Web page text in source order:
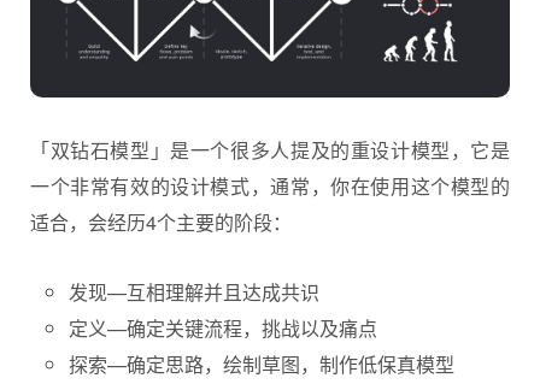
「双钻石模型」是一个很多人提及的重设计模型，它是
一个非常有效的设计模式，通常，你在使用这个模型的
适合，会经历4个主要的阶段：
发现—互相理解并且达成共识
定义—确定关键流程，挑战以及痛点
探索—确定思路，绘制草图，制作低保真模型